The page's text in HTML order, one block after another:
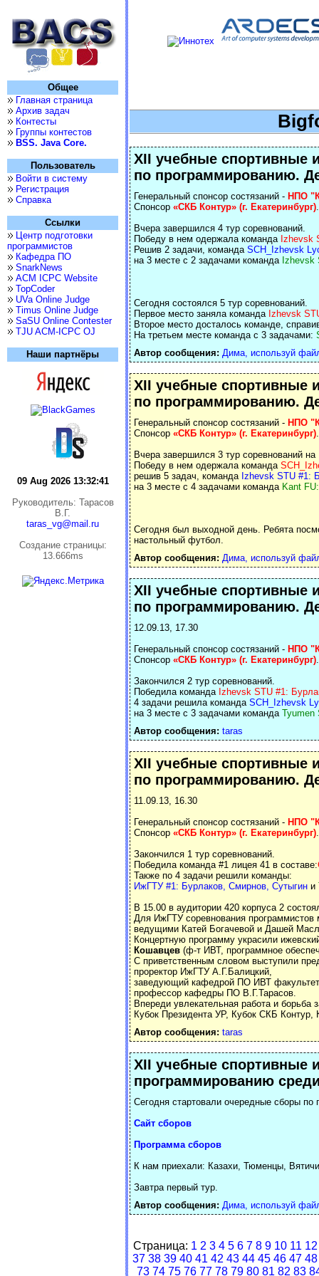
Общее
Главная страница
Архив задач
Контесты
Группы контестов
BSS. Java Core.
Пользователь
Войти в систему
Регистрация
Справка
Ссылки
Центр подготовки
программистов
Кафедра ПО
SnarkNews
ACM ICPC Website
TopCoder
UVa Online Judge
Timus Online Judge
SaSU Online Contester
TJU ACM-ICPC OJ
Наши партнёры
09 Aug 2026 13:32:41
Руководитель: Тарасов
В.Г.
taras_vg@mail.ru
Cоздание страницы:
13.666ms
XII учебные спортивные
по программированию.
Генеральный спонсор состязаний - НПО
Спонсор «СКБ Контур» (г. Екатеринбург).
Вчера завершился 4 тур соревнований.
Победу в нем одержала команда Izhevsk
Решив 2 задачи, команда SCH_Izhevsk
на 3 месте с 2 задачами команда Izhevsk
Сегодня состоялся 5 тур соревнований.
Первое место заняла команда Izhevsk
Второе место досталось команде,
На третьем месте команда с 3 задачами:
Автор сообщения: Дима, используй
XII учебные спортивные
по программированию.
Генеральный спонсор состязаний - НПО
Спонсор «СКБ Контур» (г. Екатеринбург).
Вчера завершился 3 тур соревнований
Победу в нем одержала команда
решив 5 задач, команда Izhevsk STU #1:
на 3 месте с 4 задачами команда Kant
Сегодня был выходной день. Ребята
настольный футбол.
Автор сообщения: Дима, используй
XII учебные спортивные
по программированию.
12.09.13, 17.30
Генеральный спонсор состязаний - НПО
Спонсор «СКБ Контур» (г. Екатеринбург).
Закончился 2 тур соревнований.
Победила команда Izhevsk STU #1:
4 задачи решила команда SCH_Izhevsk
на 3 месте с 3 задачами команда Tyumen
Автор сообщения: taras
XII учебные спортивные
по программированию.
11.09.13, 16.30
Генеральный спонсор состязаний - НПО
Спонсор «СКБ Контур» (г. Екатеринбург).
Закончился 1 тур соревнований.
Победила команда #1 лицея 41 в составе:
Также по 4 задачи решили команды:
ИжГТУ #1: Бурлаков, Смирнов, Сутыгин и
В 15.00 в аудитории 420 корпуса 2
Для ИжГТУ соревнования программистов
ведущими Катей Богачевой и Дашей
Концертную программу украсили
Кошавцев (ф-т ИВТ, программное
С приветственным словом выступили
проректор ИжГТУ А.Г.Балицкий,
заведующий кафедрой ПО ИВТ
профессор кафедры ПО В.Г.Тарасов.
Впереди увлекательная работа и борьба
Кубок Президента УР, Кубок СКБ
Автор сообщения: taras
XII учебные спортивные
программированию
Сегодня стартовали очередные сборы по
Сайт сборов
Программа сборов
К нам приехали: Казахи, Тюменцы,
Завтра первый тур.
Автор сообщения: Дима, используй
Страница: 1 2 3 4 5 6 7 8 9 10 11 12
37 38 39 40 41 42 43 44 45 46 47 48
73 74 75 76 77 78 79 80 81 82 83